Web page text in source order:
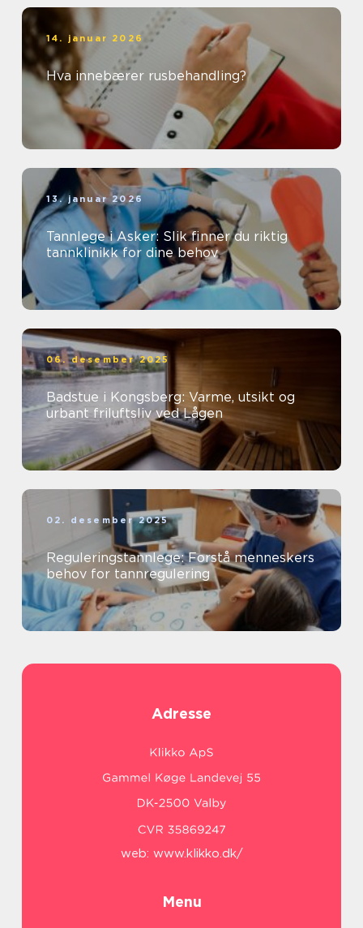
14. januar 2026
Hva innebærer rusbehandling?
13. januar 2026
Tannlege i Asker: Slik finner du riktig
tannklinikk for dine behov
06. desember 2025
Badstue i Kongsberg: Varme, utsikt og
urbant friluftsliv ved Lågen
02. desember 2025
Reguleringstannlege: Forstå menneskers
behov for tannregulering
Adresse
web: www.klikko.dk/
Menu